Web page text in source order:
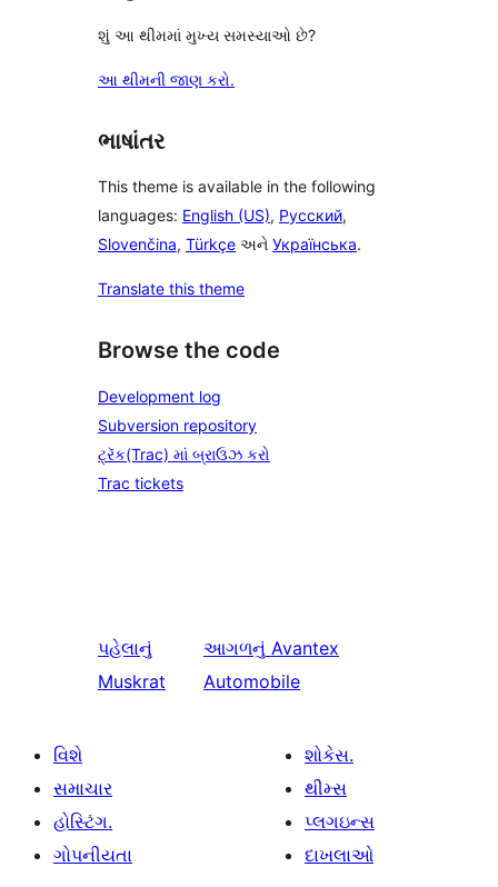
શું આ થીમમાં મુખ્ય સમસ્યાઓ છે?
આ થીમની જાણ કરો.
ભાષાંતર
This theme is available in the following
languages: English (US), Русский,
Slovenčina, Türkçe અને Українська.
Translate this theme
Browse the code
Development log
Subversion repository
ટ્રૅક(Trac) માં બ્રાઉઝ કરો
Trac tickets
પહેલાનું
Muskrat
આગળનું Avantex
Automobile
વિશે
સમાચાર
હોસ્ટિંગ.
ગોપનીયતા
શોકેસ.
થીમ્સ
પ્લગઇન્સ
દાખલાઓ